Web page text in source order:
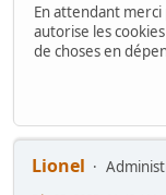
En attendant
autorise les
de choses en
Lionel